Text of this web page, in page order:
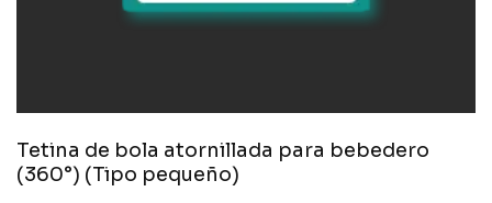
Tetina de bola atornillada para bebedero
(360°) (Tipo pequeño)